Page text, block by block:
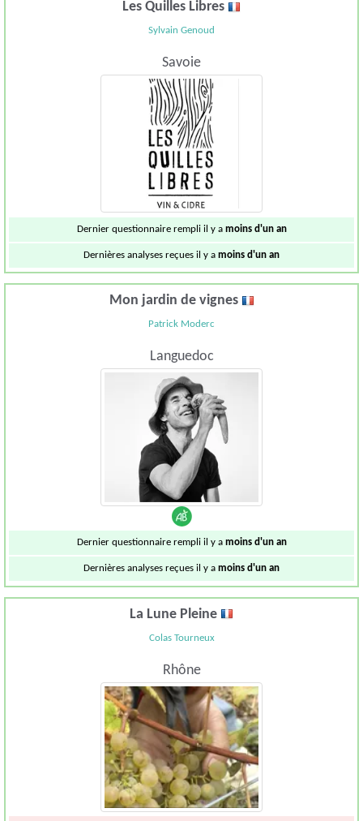
Les Quilles Libres
Sylvain Genoud
Savoie
Dernier questionnaire rempli il y a moins d'un an
Dernières analyses reçues il y a moins d'un an
Mon jardin de vignes
Patrick Moderc
Languedoc
Dernier questionnaire rempli il y a moins d'un an
Dernières analyses reçues il y a moins d'un an
La Lune Pleine
Colas Tourneux
Rhône